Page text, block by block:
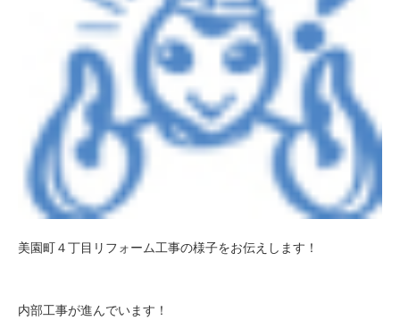
美園町４丁目リフォーム工事の様子をお伝えします！
内部工事が進んでいます！